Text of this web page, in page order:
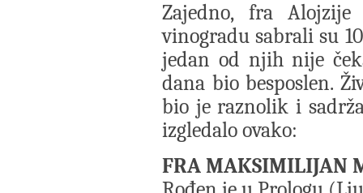
Zajedno, fra
vinogradu sabrali su
jedan od njih nije
dana bio besposlen.
bio je raznolik i
izgledalo ovako:
FRA MAKSIMILIJAN